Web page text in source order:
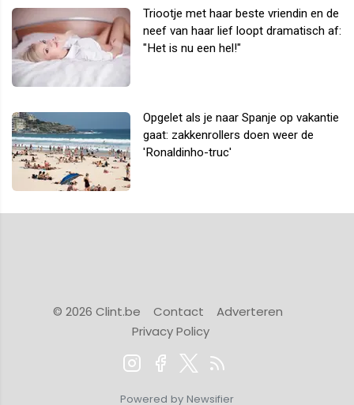
Triootje met haar beste vriendin en de
neef van haar lief loopt dramatisch af:
"Het is nu een hel!"
Opgelet als je naar Spanje op vakantie
gaat: zakkenrollers doen weer de
'Ronaldinho-truc'
© 2026 Clint.be Contact
Adverteren
Privacy Policy
Powered by Newsifier